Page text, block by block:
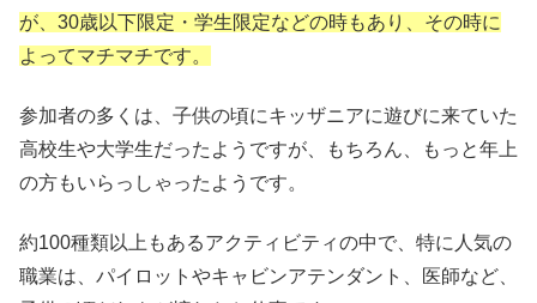
が、30歳以下限定・学生限定などの時もあり、その時に
よってマチマチです。
参加者の多くは、子供の頃にキッザニアに遊びに来ていた
高校生や大学生だったようですが、もちろん、もっと年上
の方もいらっしゃったようです。
約100種類以上もあるアクティビティの中で、特に人気の
職業は、パイロットやキャビンアテンダント、医師など、